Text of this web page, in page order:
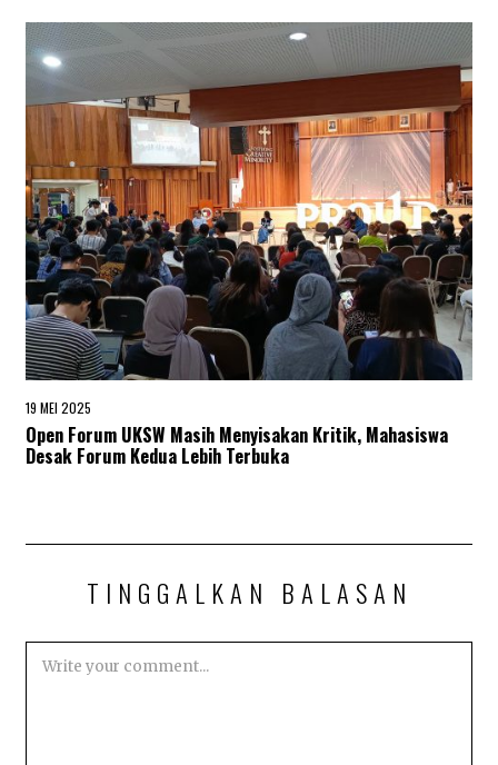
2
0
19 MEI 2025
M
E
5
Open Forum UKSW Masih Menyisakan Kritik, Mahasiswa
Desak Forum Kedua Lebih Terbuka
TINGGALKAN BALASAN